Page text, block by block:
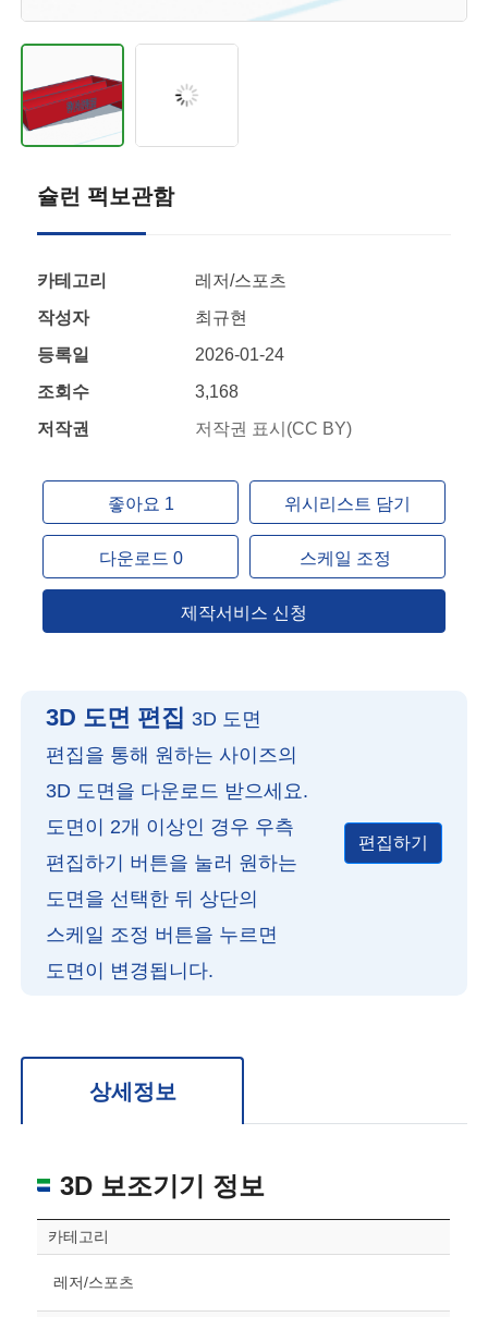
슐런 퍽보관함
카테고리
레저/스포츠
작성자
최규현
등록일
2026-01-24
조회수
3,168
저작권
저작권 표시(CC BY)
좋아요 1 위시리스트 담기
다운로드 0 스케일 조정
제작서비스 신청
3D 도면 편집 3D 도면
편집을 통해 원하는 사이즈의
3D 도면을 다운로드 받으세요.
도면이 2개 이상인 경우 우측
편집하기 버튼을 눌러 원하는
도면을 선택한 뒤 상단의
스케일 조정 버튼을 누르면
도면이 변경됩니다.
편집하기
위치 이동: 우측 드래그
상세정보
3D 보조기기 정보
카테고리
레저/스포츠